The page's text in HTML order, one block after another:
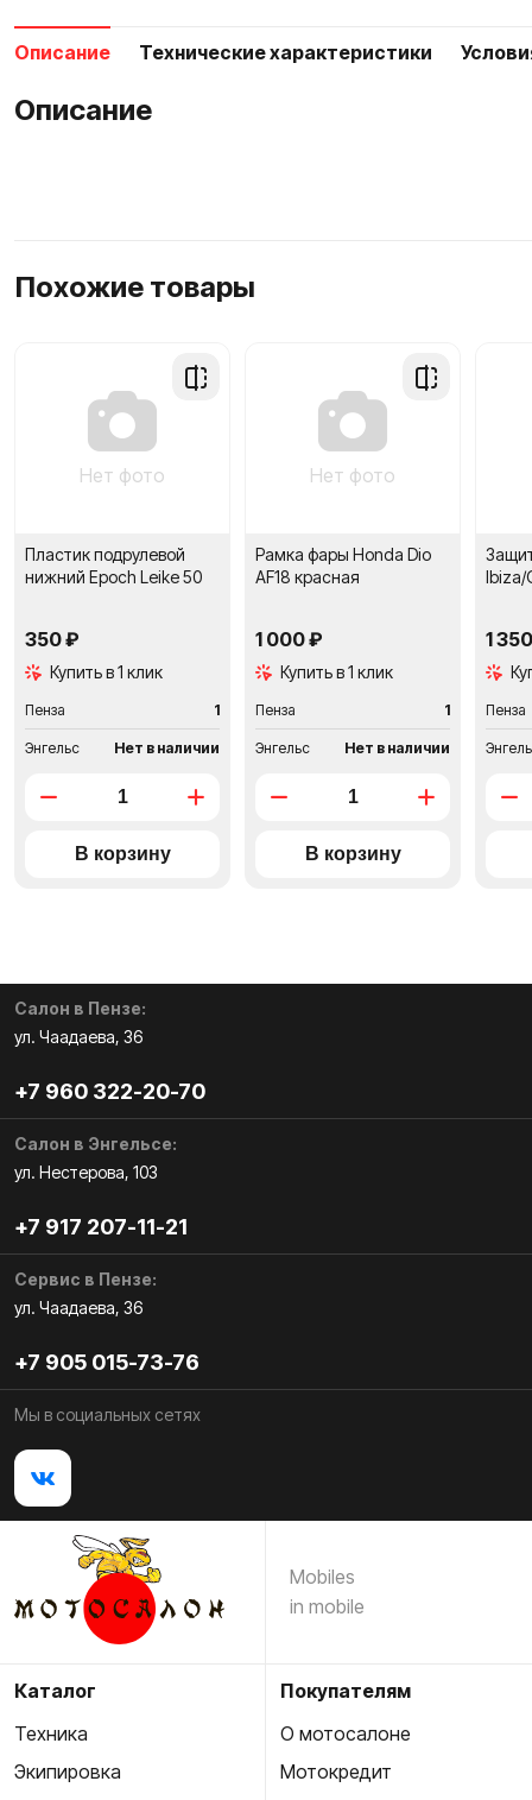
Описание Технические характеристики
Описание
Похожие товары
Добавить
Нет фото
Пластик подрулевой
нижний Epoch Leike 50
350 ₽
Купить в 1 клик
Пенза 1
Энгельс Нет в наличии
Добавить
Нет фото
Рамка фары Honda Dio
AF18 красная
1 000 ₽
Купить в 1 клик
Пенза 1
Энгельс Нет в наличии
Ibiza/
1
Пенза
Салон в Пензе:
ул. Чаадаева, 36
+7 960 322-20-70
Салон в Энгельсе:
ул. Нестерова, 103
+7 917 207-11-21
Сервис в Пензе:
ул. Чаадаева, 36
+7 905 015-73-76
Мы в социальных сетях
Mobiles
in mobile
Каталог
Техника
Экипировка
Покупателям
О мотосалоне
Мотокредит